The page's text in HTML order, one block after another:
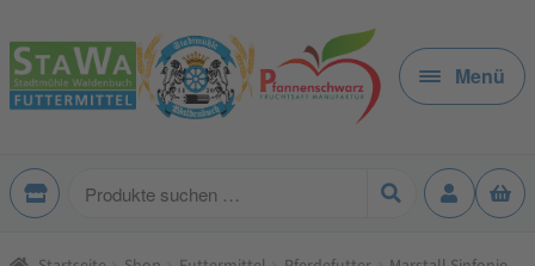
Zur
Navigation
springen
Zum
Inhalt
springen
Menü
Produkte